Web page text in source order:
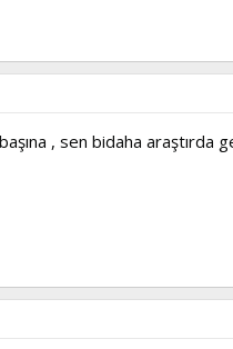
, sen bidaha araştırda